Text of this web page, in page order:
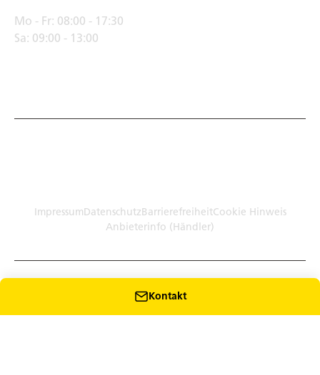
Kontakt
Mo - Fr: 08:00 - 17:30
Sa: 09:00 - 13:00
ImpressumDatenschutzBarrierefreiheitCookie Hinweis
Anbieterinfo (Händler)